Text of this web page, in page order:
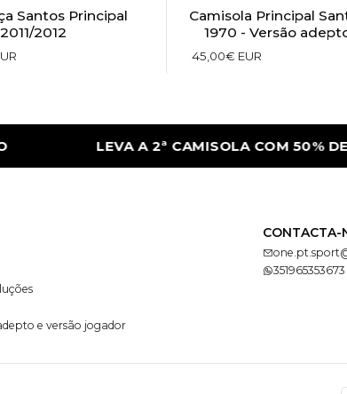
Santos Principal
2011/2012
Camisola Principal
1970 - Versão
45,00€ EUR
LEVA A 2ª CAMISOLA COM 50% DE
e versão jogador
CONTACTA-
351965353673